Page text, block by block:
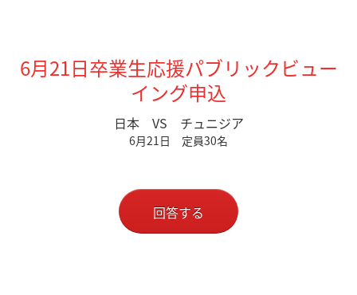
6月21日卒業生応援パブリックビュー
イング申込
日本 VS チュニジア
6月21日 定員30名
回答する